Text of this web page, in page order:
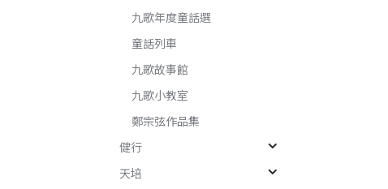
九歌年度童話選
童話列車
九歌故事館
九歌小教室
鄭宗弦作品集
健行
天培